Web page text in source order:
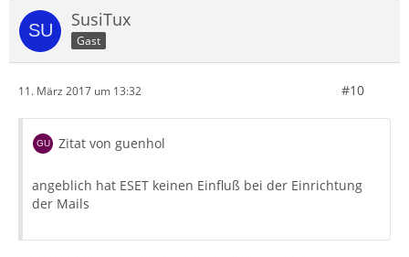
SusiTux
Gast
11. März 2017 um 13:32 #10
Zitat von guenhol
angeblich hat ESET keinen Einfluß bei der Einrichtung
der Mails